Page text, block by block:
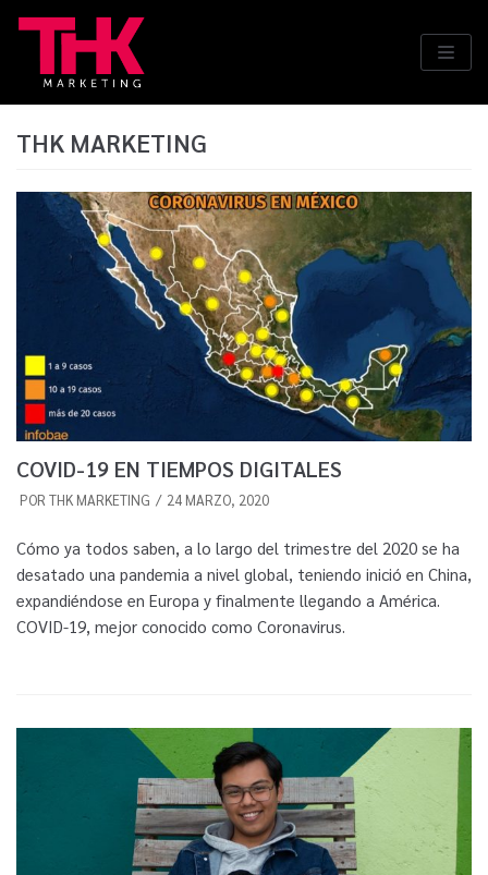
Saltar
contenido
THK MARKETING
COVID-19 EN TIEMPOS DIGITALES
POR THK MARKETING 24 MARZO, 2020
Cómo ya todos saben, a lo largo del trimestre del 2020 se ha
desatado una pandemia a nivel global, teniendo inició en China,
expandiéndose en Europa y finalmente llegando a América.
COVID-19, mejor conocido como Coronavirus.